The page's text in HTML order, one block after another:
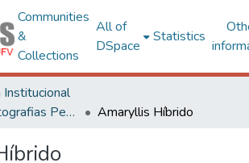
Communities
&
Collections
All of
DSpace
Statistics
Institucional
Coleção de Fotografias Peter Henry Rolfs
Amaryllis Híbrido